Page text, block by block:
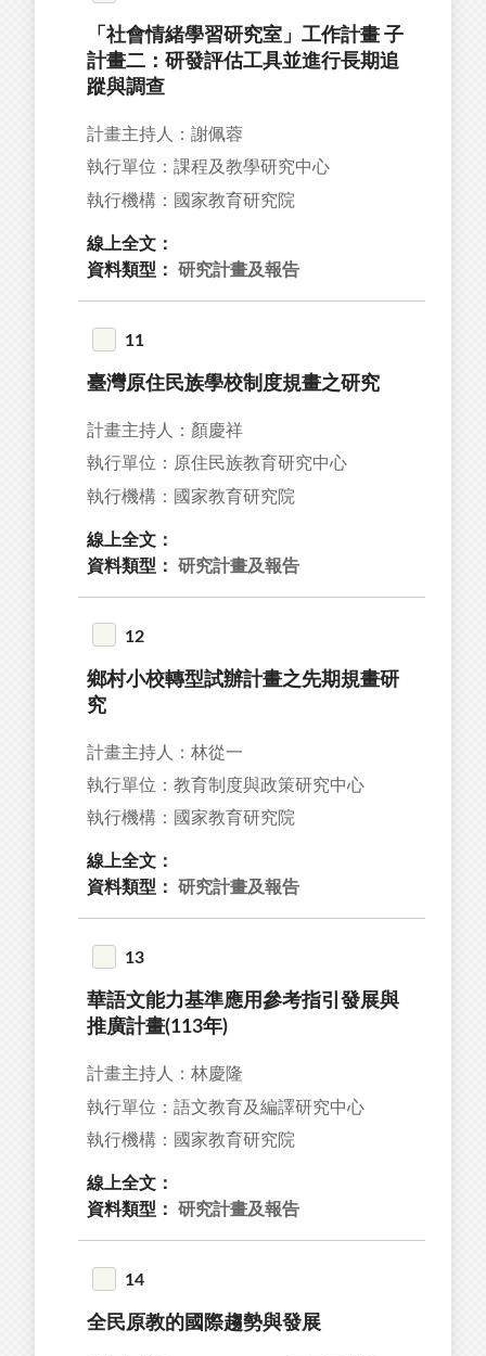
「社會情緒學習研究室」工作計畫 子
計畫二：研發評估工具並進行長期追
蹤與調查
計畫主持人：謝佩蓉
執行單位：課程及教學研究中心
執行機構：國家教育研究院
線上全文：
資料類型：
研究計畫及報告
11
臺灣原住民族學校制度規畫之研究
計畫主持人：顏慶祥
執行單位：原住民族教育研究中心
執行機構：國家教育研究院
線上全文：
資料類型：
研究計畫及報告
12
鄉村小校轉型試辦計畫之先期規畫研
究
計畫主持人：林從一
執行單位：教育制度與政策研究中心
執行機構：國家教育研究院
線上全文：
資料類型：
研究計畫及報告
13
華語文能力基準應用參考指引發展與
推廣計畫(113年)
計畫主持人：林慶隆
執行單位：語文教育及編譯研究中心
執行機構：國家教育研究院
線上全文：
資料類型：
研究計畫及報告
14
全民原教的國際趨勢與發展